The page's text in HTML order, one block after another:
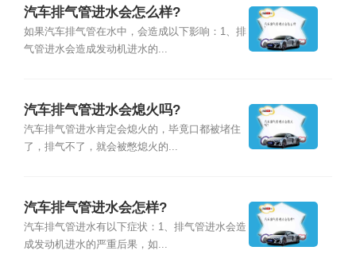
汽车排气管进水会怎么样?
如果汽车排气管在水中，会造成以下影响：1、排
气管进水会造成发动机进水的...
汽车排气管进水会熄火吗?
汽车排气管进水肯定会熄火的，毕竟口都被堵住
了，排气不了，就会被憋熄火的...
汽车排气管进水会怎样?
汽车排气管进水有以下症状：1、排气管进水会造
成发动机进水的严重后果，如...